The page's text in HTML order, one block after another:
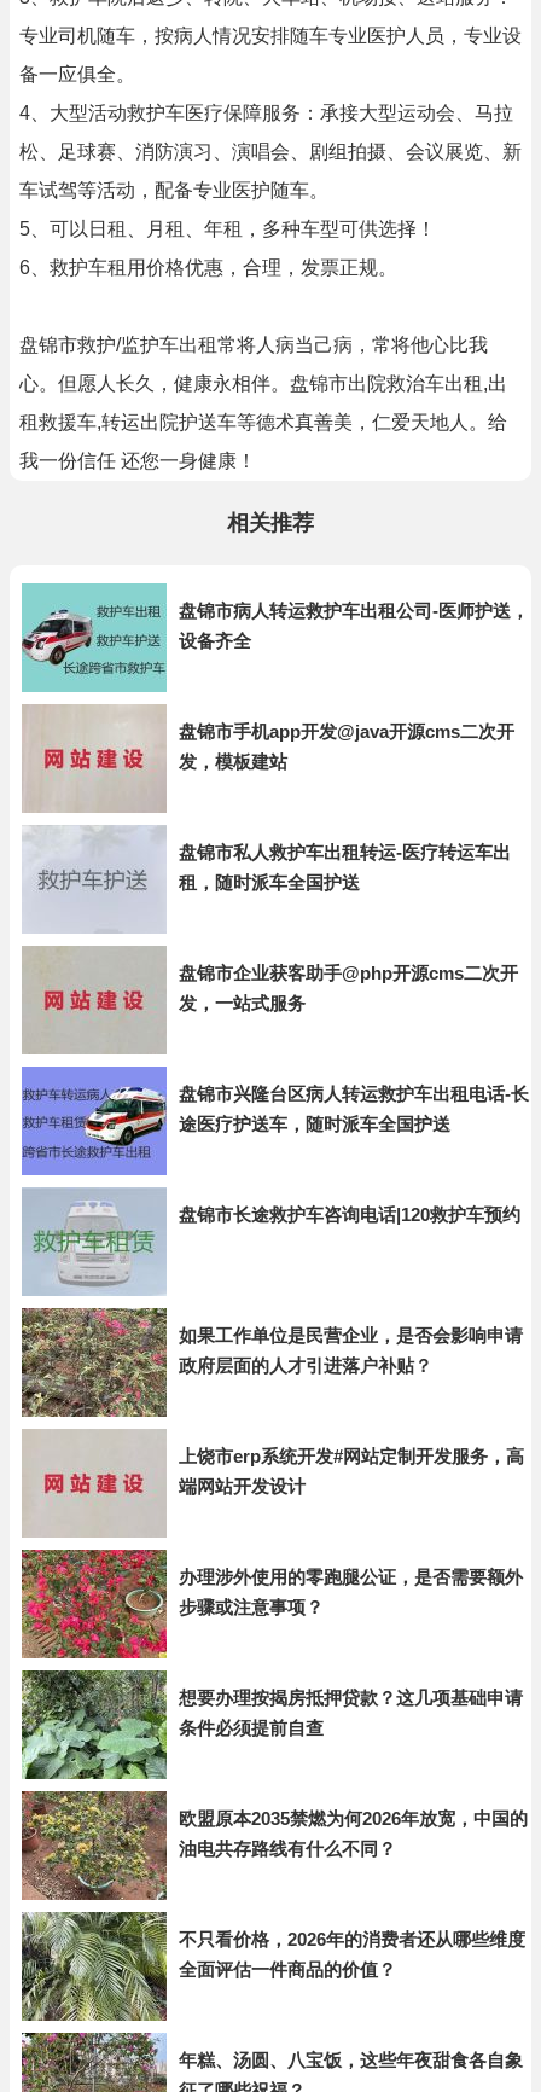
专业司机随车，按病人情况安排随车专业医护人员，专业设
备一应俱全。
4、大型活动救护车医疗保障服务：承接大型运动会、马拉
松、足球赛、消防演习、演唱会、剧组拍摄、会议展览、新
车试驾等活动，配备专业医护随车。
5、可以日租、月租、年租，多种车型可供选择！
6、救护车租用价格优惠，合理，发票正规。
盘锦市救护/监护车出租常将人病当己病，常将他心比我
心。但愿人长久，健康永相伴。盘锦市出院救治车出租,出
租救援车,转运出院护送车等德术真善美，仁爱天地人。给
我一份信任 还您一身健康！
相关推荐
盘锦市病人转运救护车出租公司-医师护送，
设备齐全
盘锦市手机app开发@java开源cms二次开
发，模板建站
盘锦市私人救护车出租转运-医疗转运车出
租，随时派车全国护送
盘锦市企业获客助手@php开源cms二次开
发，一站式服务
盘锦市兴隆台区病人转运救护车出租电话-长
途医疗护送车，随时派车全国护送
盘锦市长途救护车咨询电话|120救护车预约
如果工作单位是民营企业，是否会影响申请
政府层面的人才引进落户补贴？
上饶市erp系统开发#网站定制开发服务，高
端网站开发设计
办理涉外使用的零跑腿公证，是否需要额外
步骤或注意事项？
想要办理按揭房抵押贷款？这几项基础申请
条件必须提前自查
欧盟原本2035禁燃为何2026年放宽，中国的
油电共存路线有什么不同？
不只看价格，2026年的消费者还从哪些维度
全面评估一件商品的价值？
年糕、汤圆、八宝饭，这些年夜甜食各自象